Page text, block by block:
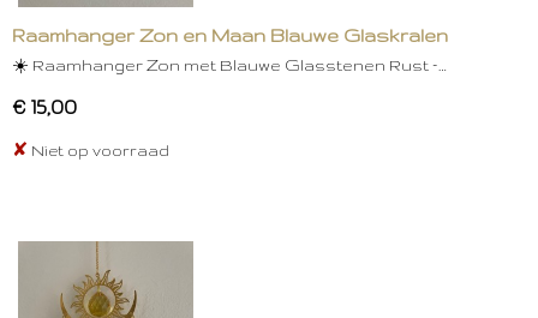
Raamhanger Zon en Maan Blauwe Glaskralen
☀️ Raamhanger Zon met Blauwe Glasstenen Rust –…
€ 15,00
✘ Niet op voorraad